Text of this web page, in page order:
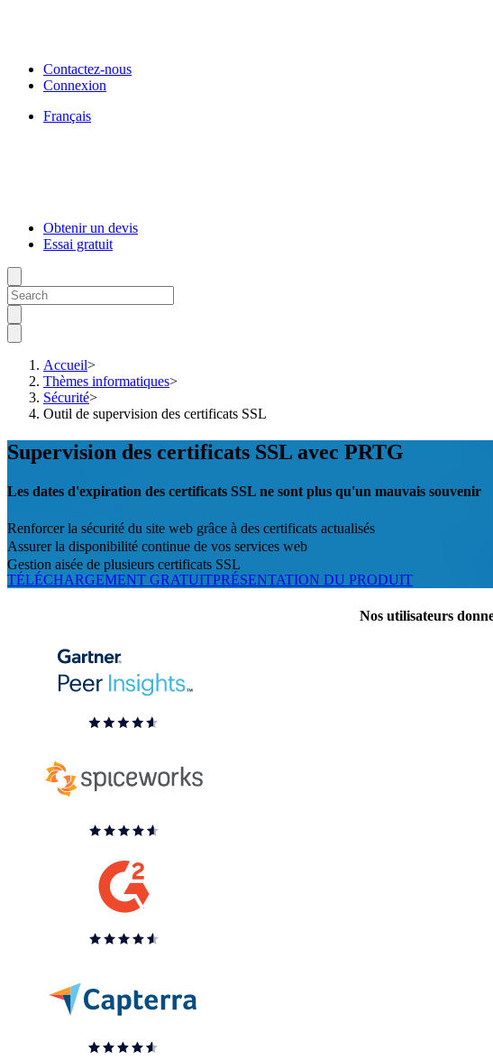
Contactez-nous
Connexion
Français
Obtenir un devis
Essai gratuit
Accueil>
Thèmes informatiques>
Sécurité>
Outil de supervision des certificats SSL
Supervision des certificats SSL avec PRTG
Les dates d'expiration des certificats SSL ne sont plus qu'un mauvais souvenir
Renforcer la sécurité du site web grâce à des certificats actualisés
Assurer la disponibilité continue de vos services web
Gestion aisée de plusieurs certificats SSL
TÉLÉCHARGEMENT GRATUITPRÉSENTATION DU PRODUIT
Nos utilisateurs